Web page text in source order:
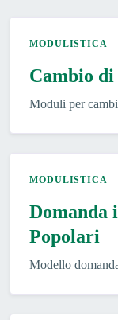
MODULISTICA
Cambio di
Moduli per
MODULISTICA
Domanda
Popolari
Modello